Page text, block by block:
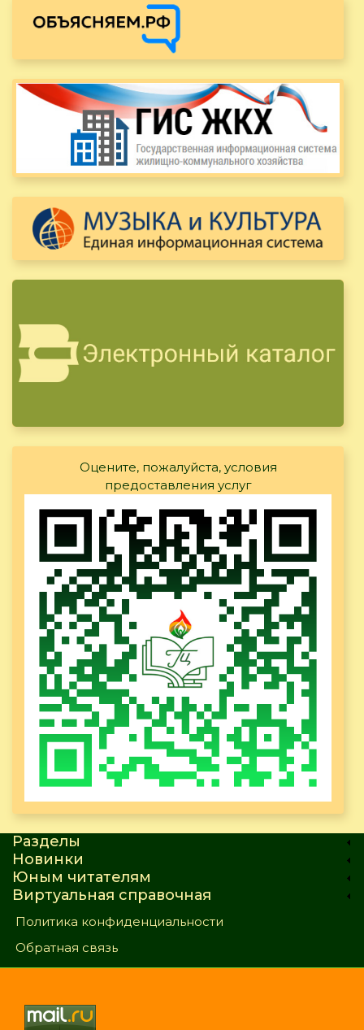
Оцените, пожалуйста, условия
предоставления услуг
Разделы
Новинки
Юным читателям
Виртуальная справочная
Политика конфиденциальности
Обратная связь